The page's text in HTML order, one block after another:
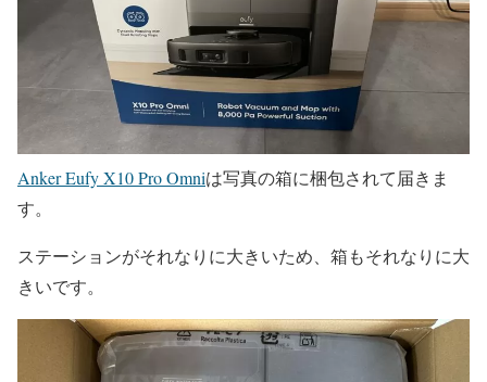
Anker Eufy X10 Pro Omniは写真の箱に梱包されて届きま
す。
ステーションがそれなりに大きいため、箱もそれなりに大
きいです。